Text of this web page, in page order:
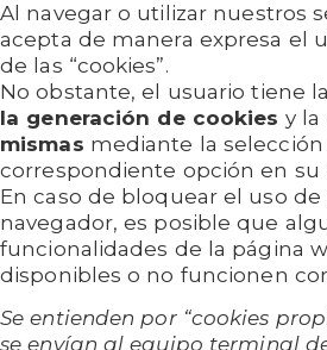
Al navegar o utilizar nuestros
acepta de manera expresa el
de las “cookies”.
No obstante, el usuario tiene
la generación de cookies y la
mismas mediante la selección
correspondiente opción en su
En caso de bloquear el uso de
navegador, es posible que
funcionalidades de la página
disponibles o no funcionen
Se entienden por “cookies
se envían al equipo terminal